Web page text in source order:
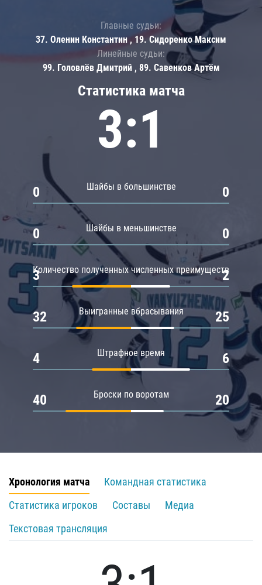
Статистика матча
3:1
Шайбы в большинстве
0 0
Шайбы в меньшинстве
0 0
Количество полученных численных преимуществ
3 2
Выигранные вбрасывания
32 25
Штрафное время
4 6
Броски по воротам
40 20
Главные судьи:
37. Оленин Константин , 19. Сидоренко Максим
Линейные судьи:
99. Головлёв Дмитрий , 89. Савенков Артём
Хронология матча
Командная статистика
Статистика игроков
Составы
Медиа
Текстовая трансляция